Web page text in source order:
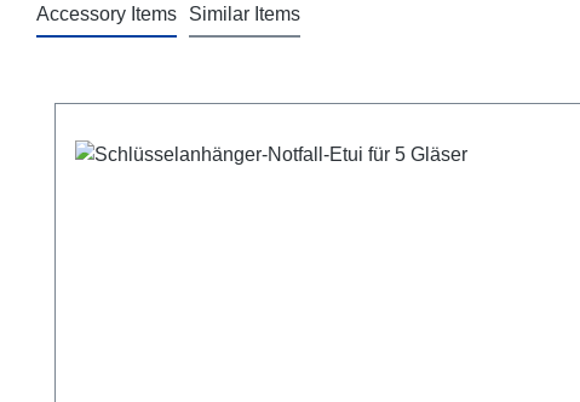
Accessory Items Similar Items